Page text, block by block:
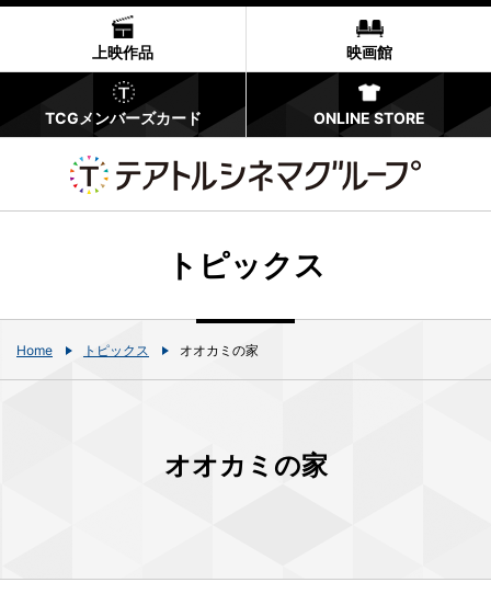
上映作品 映画館
TCGメンバーズカード ONLINE STORE
トピックス
Home トピックス オオカミの家
オオカミの家